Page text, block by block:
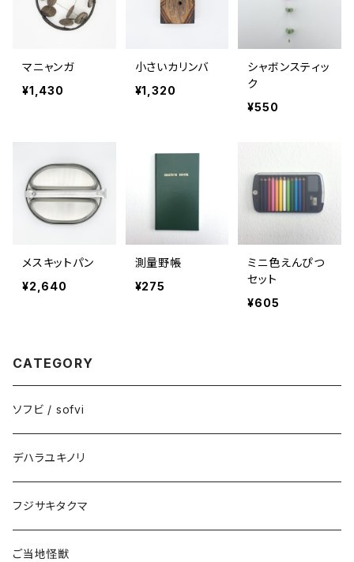
マニャンガ
¥1,430
小さいカリンバ
¥1,320
シャボンスティッ
ク
¥550
メスキットパン
¥2,640
測量野帳
¥275
ミニ色えんぴつ
セット
¥605
CATEGORY
ソフビ / sofvi
デハラユキノリ
フジサキタクマ
ご当地怪獣